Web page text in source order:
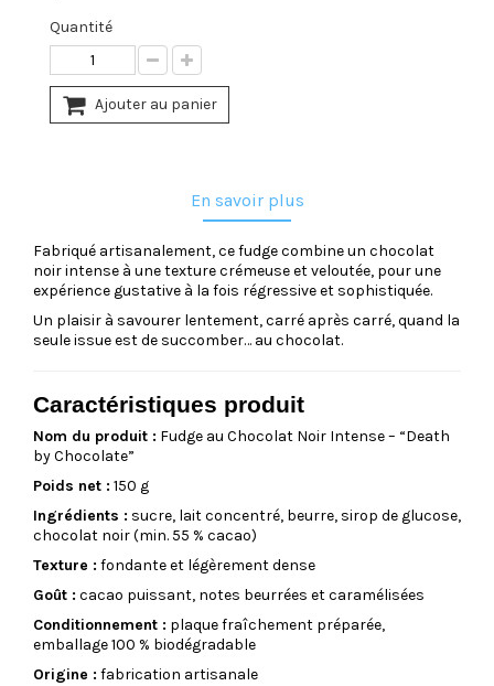
Quantité
Ajouter au panier
En savoir plus
Fabriqué artisanalement, ce fudge combine un chocolat
noir intense à une texture crémeuse et veloutée, pour une
expérience gustative à la fois régressive et sophistiquée.
Un plaisir à savourer lentement, carré après carré, quand la
seule issue est de succomber… au chocolat.
Caractéristiques produit
Nom du produit : Fudge au Chocolat Noir Intense – “Death
by Chocolate”
Poids net : 150 g
Ingrédients : sucre, lait concentré, beurre, sirop de glucose,
chocolat noir (min. 55 % cacao)
Texture : fondante et légèrement dense
Goût : cacao puissant, notes beurrées et caramélisées
Conditionnement : plaque fraîchement préparée,
emballage 100 % biodégradable
Origine : fabrication artisanale